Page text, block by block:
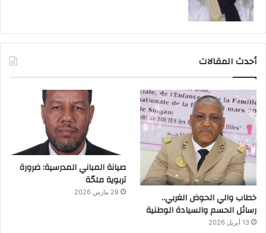
أحدث المقالات
خطاب والي الحوض الغربي..
رسائل الحسم والسيادة الوطنية
13 أبريل 2026
صيانة المباني المدرسية: ضرورة
تربوية ملحّة
28 مارس 2026